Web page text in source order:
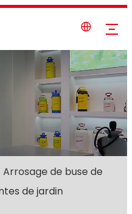
Arrosage de buse de
de jardin